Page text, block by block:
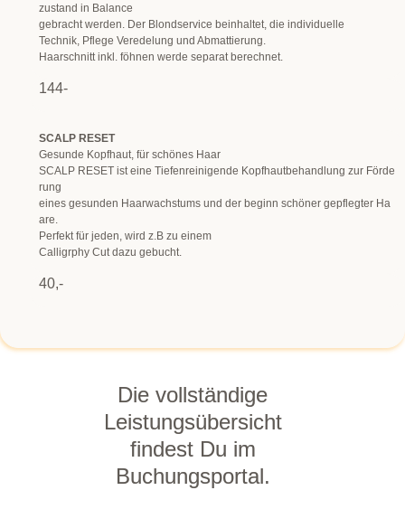
zustand in Balance
gebracht werden. Der Blondservice beinhaltet, die individuelle
Technik, Pflege Veredelung und Abmattierung.
Haarschnitt inkl. föhnen werde separat berechnet.
144-
SCALP RESET
Gesunde Kopfhaut, für schönes Haar
SCALP RESET ist eine Tiefenreinigende Kopfhautbehandlung zur Förde
rung
eines gesunden Haarwachstums und der beginn schöner gepflegter Ha
are.
Perfekt für jeden, wird z.B zu einem
Calligrphy Cut dazu gebucht.
40,-
Die vollständige
Leistungsübersicht
findest Du im
Buchungsportal.